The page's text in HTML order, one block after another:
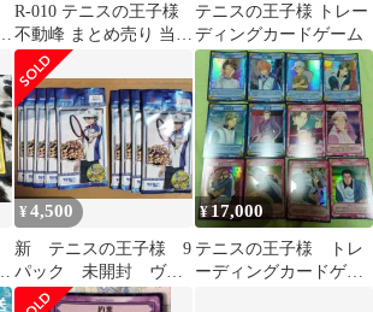
R-010 テニスの王子様
不動峰 まとめ売り 当時
物 橘桔平 神尾アキラな
ど
テニスの王子様 トレー
ディングカードゲーム
¥4,500
新 テニスの王子様 9
パック 未開封 ヴァ
イスシュヴァルツブラ
¥17,000
テニスの王子様 トレ
ーディングカードゲー